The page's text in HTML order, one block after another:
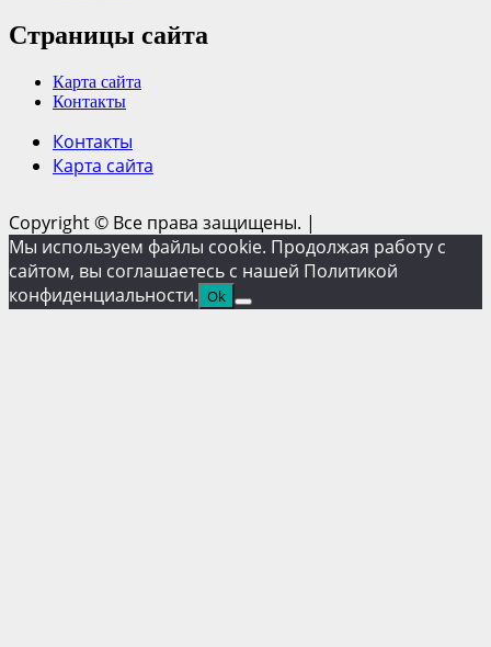
Страницы сайта
Карта сайта
Контакты
Контакты
Карта сайта
Copyright © Все права защищены. |
Мы используем файлы cookie. Продолжая работу с
сайтом, вы соглашаетесь с нашей Политикой
конфиденциальности. Ok